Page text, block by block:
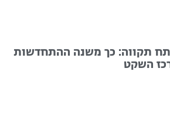
תקווה: כך משנה ההתחדשות
השקט